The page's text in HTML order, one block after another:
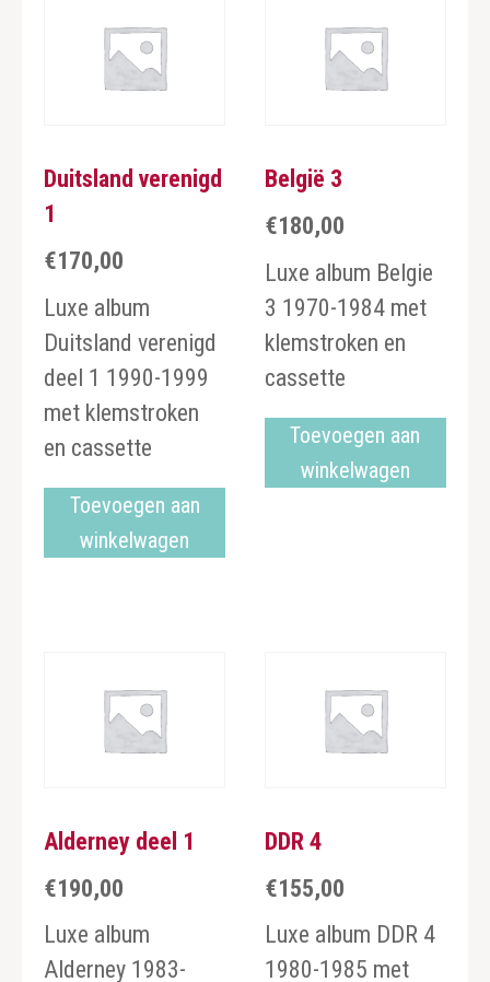
Duitsland verenigd
1
€170,00
Luxe album
Duitsland verenigd
deel 1 1990-1999
met klemstroken
en cassette
Toevoegen aan
winkelwagen
België 3
€180,00
Luxe album Belgie
3 1970-1984 met
klemstroken en
cassette
Toevoegen aan
winkelwagen
Alderney deel 1
€190,00
Luxe album
Alderney 1983-
DDR 4
€155,00
Luxe album DDR 4
1980-1985 met